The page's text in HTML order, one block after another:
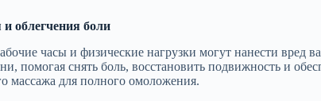
облегчения боли
часы и физические нагрузки могут нанести вред
помогая снять боль, восстановить подвижность и
массажа для полного омоложения.